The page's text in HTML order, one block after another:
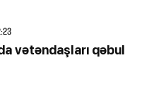
vətəndaşları qəbul